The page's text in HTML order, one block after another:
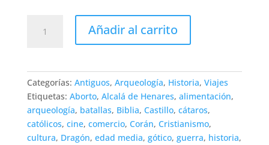
Medieval
Añadir al carrito
Categorías: Antiguos, Arqueología, Historia, Viajes
Etiquetas: Aborto, Alcalá de Henares, alimentación,
arqueología, batallas, Biblia, Castillo, cátaros,
católicos, cine, comercio, Corán, Cristianismo,
cultura, Dragón, edad media, gótico, guerra, historia,